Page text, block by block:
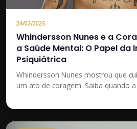
24/02/2025
Whindersson Nunes e a
a Saúde Mental: O Papel da
Psiquiátrica
Whindersson Nunes mostrou que
um ato de coragem. Saiba quando a